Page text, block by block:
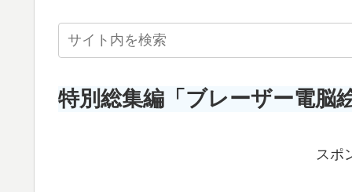
特別総集編「ブレーザー電脳絵
スポ